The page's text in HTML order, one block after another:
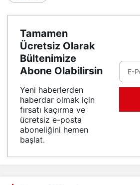
Tamamen
Ücretsiz Olarak
Bültenimize
Abone Olabilirsin
Yeni haberlerden
haberdar olmak için
fırsatı kaçırma ve
ücretsiz e-posta
aboneliğini hemen
başlat.